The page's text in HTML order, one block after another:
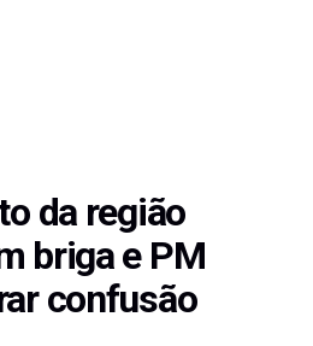
da região
briga e PM
confusão